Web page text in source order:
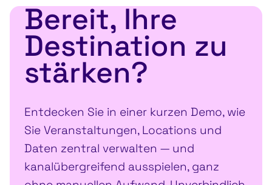
Bereit, Ihre
Destination zu
stärken?
Entdecken Sie in einer kurzen Demo, wie
Sie Veranstaltungen, Locations und
Daten zentral verwalten — und
kanalübergreifend ausspielen, ganz